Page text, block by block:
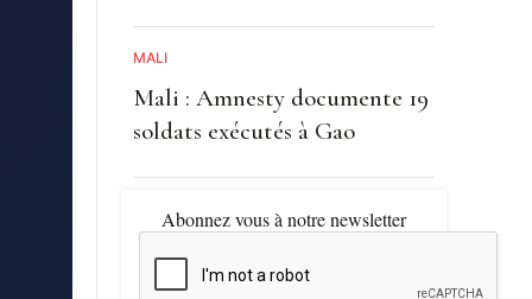
MALI
Mali : Amnesty documente 19
soldats exécutés à Gao
Abonnez vous à notre newsletter